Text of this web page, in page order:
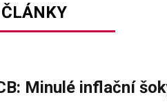
Minulé inflační